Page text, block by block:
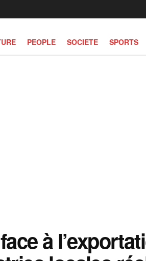
PEOPLE SOCIETE SPORTS
à